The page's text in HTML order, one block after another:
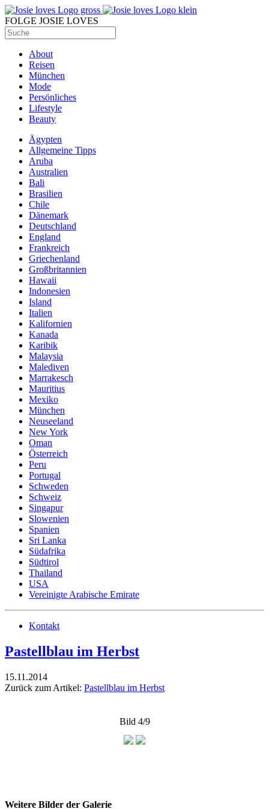
FOLGE JOSIE LOVES
About
Reisen
München
Mode
Persönliches
Lifestyle
Beauty
Ägypten
Allgemeine Tipps
Aruba
Australien
Bali
Brasilien
Chile
Dänemark
Deutschland
England
Frankreich
Griechenland
Großbritannien
Hawaii
Indonesien
Island
Italien
Kalifornien
Kanada
Karibik
Malaysia
Malediven
Marrakesch
Mauritius
Mexiko
München
Neuseeland
New York
Oman
Österreich
Peru
Portugal
Schweden
Schweiz
Singapur
Slowenien
Spanien
Sri Lanka
Südafrika
Südtirol
Thailand
USA
Vereinigte Arabische Emirate
Kontakt
Pastellblau im Herbst
15.11.2014
Zurück zum Artikel: Pastellblau im Herbst
Bild 4/9
Weitere Bilder der Galerie